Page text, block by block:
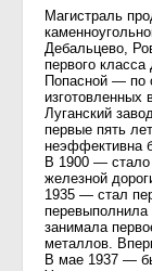
Магистраль
Дебальцево,
первого
Попасной — по
изготовленных
Луганский
первые пять
неэффективна
В 1900 — стало
железной
1935 — стал
перевыполнила
занимала
металлов.
В мае 1937 —